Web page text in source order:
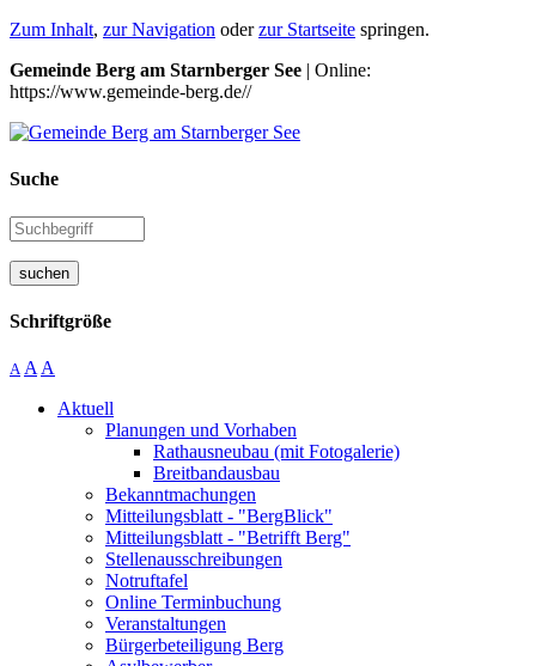
Zum Inhalt, zur Navigation oderzur Startseite springen.
Gemeinde Berg am Starnberger See | Online:
https://www.gemeinde-berg.de//
Suche
suchen
Schriftgröße
A A A
Aktuell
Planungen und Vorhaben
Rathausneubau (mit Fotogalerie)
Breitbandausbau
Bekanntmachungen
Mitteilungsblatt - "BergBlick"
Mitteilungsblatt - "Betrifft Berg"
Stellenausschreibungen
Notruftafel
Online Terminbuchung
Veranstaltungen
Bürgerbeteiligung Berg